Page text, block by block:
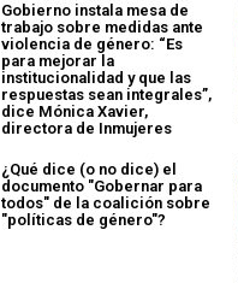
Gobierno instala mesa de
trabajo sobre medidas ante
violencia de género: “Es
para mejorar la
institucionalidad y que las
respuestas sean integrales”,
dice Mónica Xavier,
directora de Inmujeres
¿Qué dice (o no dice) el
documento "Gobernar para
todos" de la coalición sobre
"políticas de género"?